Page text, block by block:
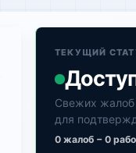
ТЕКУЩИЙ
Свежих жалоб
для
0 жалоб − 0